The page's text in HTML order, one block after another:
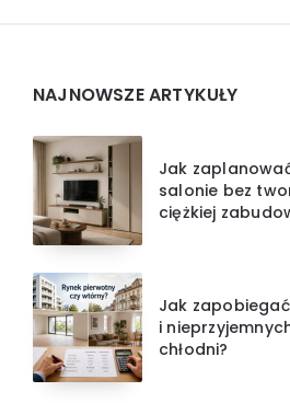
Widgets
NAJNOWSZE ARTYKUŁY
Jak
salonie bez
ciężkiej
Jak
i
chłodni?